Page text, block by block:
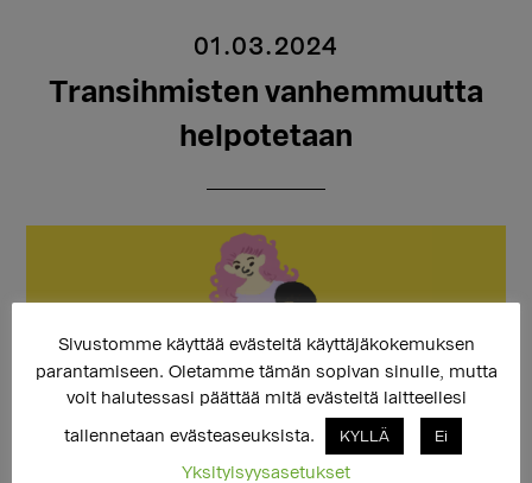
01.03.2024
Transihmisten vanhemmuutta
helpotetaan
Sivustomme käyttää evästeitä käyttäjäkokemuksen
parantamiseen. Oletamme tämän sopivan sinulle, mutta
voit halutessasi päättää mitä evästeitä laitteellesi
tallennetaan evästeaseuksista. KYLLÄ Ei
Yksityisyysasetukset